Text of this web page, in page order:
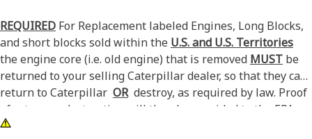
REQUIRED For Replacement labeled Engines, Long Blocks,
and short blocks sold within the U.S. and U.S. Territories
the engine core (i.e. old engine) that is removed MUST be
returned to your selling Caterpillar dealer, so that they can
return to Caterpillar ORdestroy, as required by law. Proof
of return or destruction will then be provided to the EPA
and or California ARB if required. See PELJ1301 for